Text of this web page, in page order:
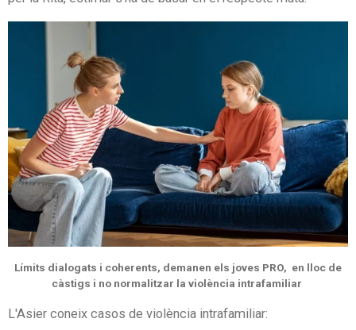
Límits dialogats i coherents, demanen els joves PRO, en lloc de
càstigs i no normalitzar la violència intrafamiliar
L'Asier coneix casos de violència intrafamiliar: